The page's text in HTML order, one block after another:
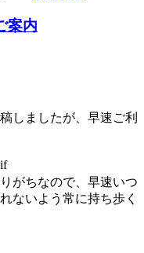
案内
しましたが、早速ご利
りがちなので、早速いつ
ないよう常に持ち歩く